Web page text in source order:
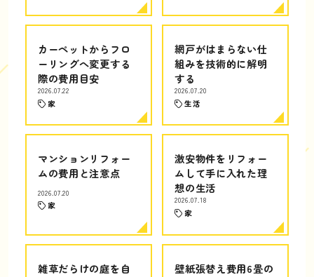
カーペットからフロ
ーリングへ変更する
際の費用目安
2026.07.22
家
網戸がはまらない仕
組みを技術的に解明
する
2026.07.20
生活
マンションリフォー
ムの費用と注意点
2026.07.20
家
激安物件をリフォー
ムして手に入れた理
想の生活
2026.07.18
家
雑草だらけの庭を自
壁紙張替え費用6畳の